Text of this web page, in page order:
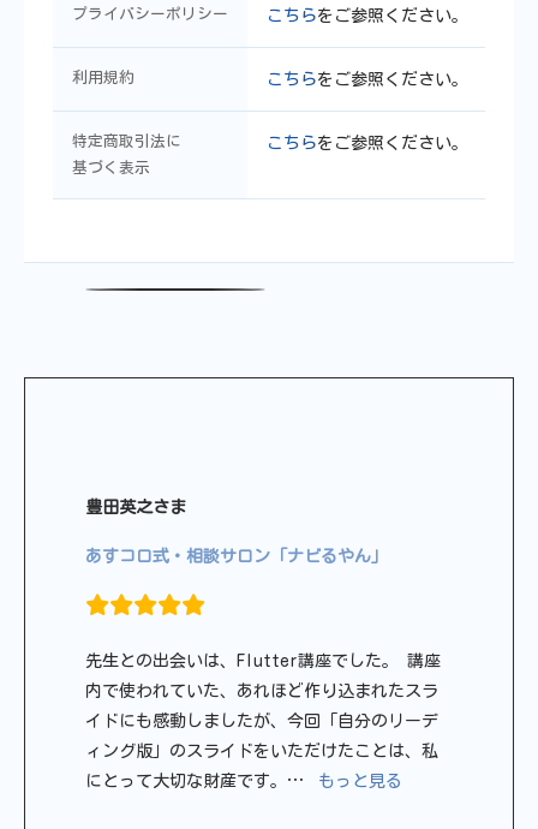
プライバシーポリシー こちらをご参照ください。
利用規約 こちらをご参照ください。
特定商取引法に
基づく表示
こちらをご参照ください。
豊田英之さま
あすコロ式・相談サロン「ナビるやん」
先生との出会いは、Flutter講座でした。 講座
内で使われていた、あれほど作り込まれたスラ
イドにも感動しましたが、今回「自分のリーデ
ィング版」のスライドをいただけたことは、私
にとって大切な財産です。 … もっと見る